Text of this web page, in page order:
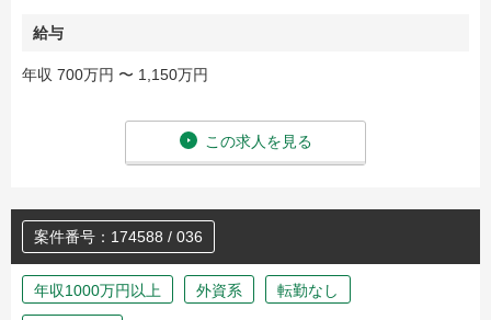
給与
年収 700万円 〜 1,150万円
この求人を見る
案件番号：174588 / 036
年収1000万円以上 外資系 転勤なし